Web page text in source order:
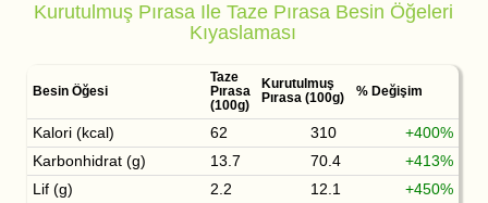
Kurutulmuş Pırasa Ile Taze Pırasa Besin Öğeleri
Kıyaslaması
Besin Öğesi
Taze
Pırasa
(100g)
Kurutulmuş
Pırasa (100g)
% Değişim
Kalori (kcal) 62 310
+400%
Karbonhidrat (g)
13.7 70.4
+413%
Lif (g)
2.2 12.1
+450%